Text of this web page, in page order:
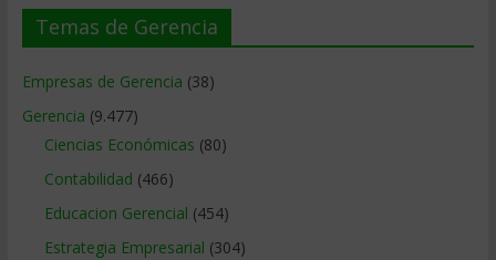
Temas de Gerencia
Empresas de Gerencia (38)
Gerencia (9.477)
Ciencias Económicas (80)
Contabilidad (466)
Educacion Gerencial (454)
Estrategia Empresarial (304)